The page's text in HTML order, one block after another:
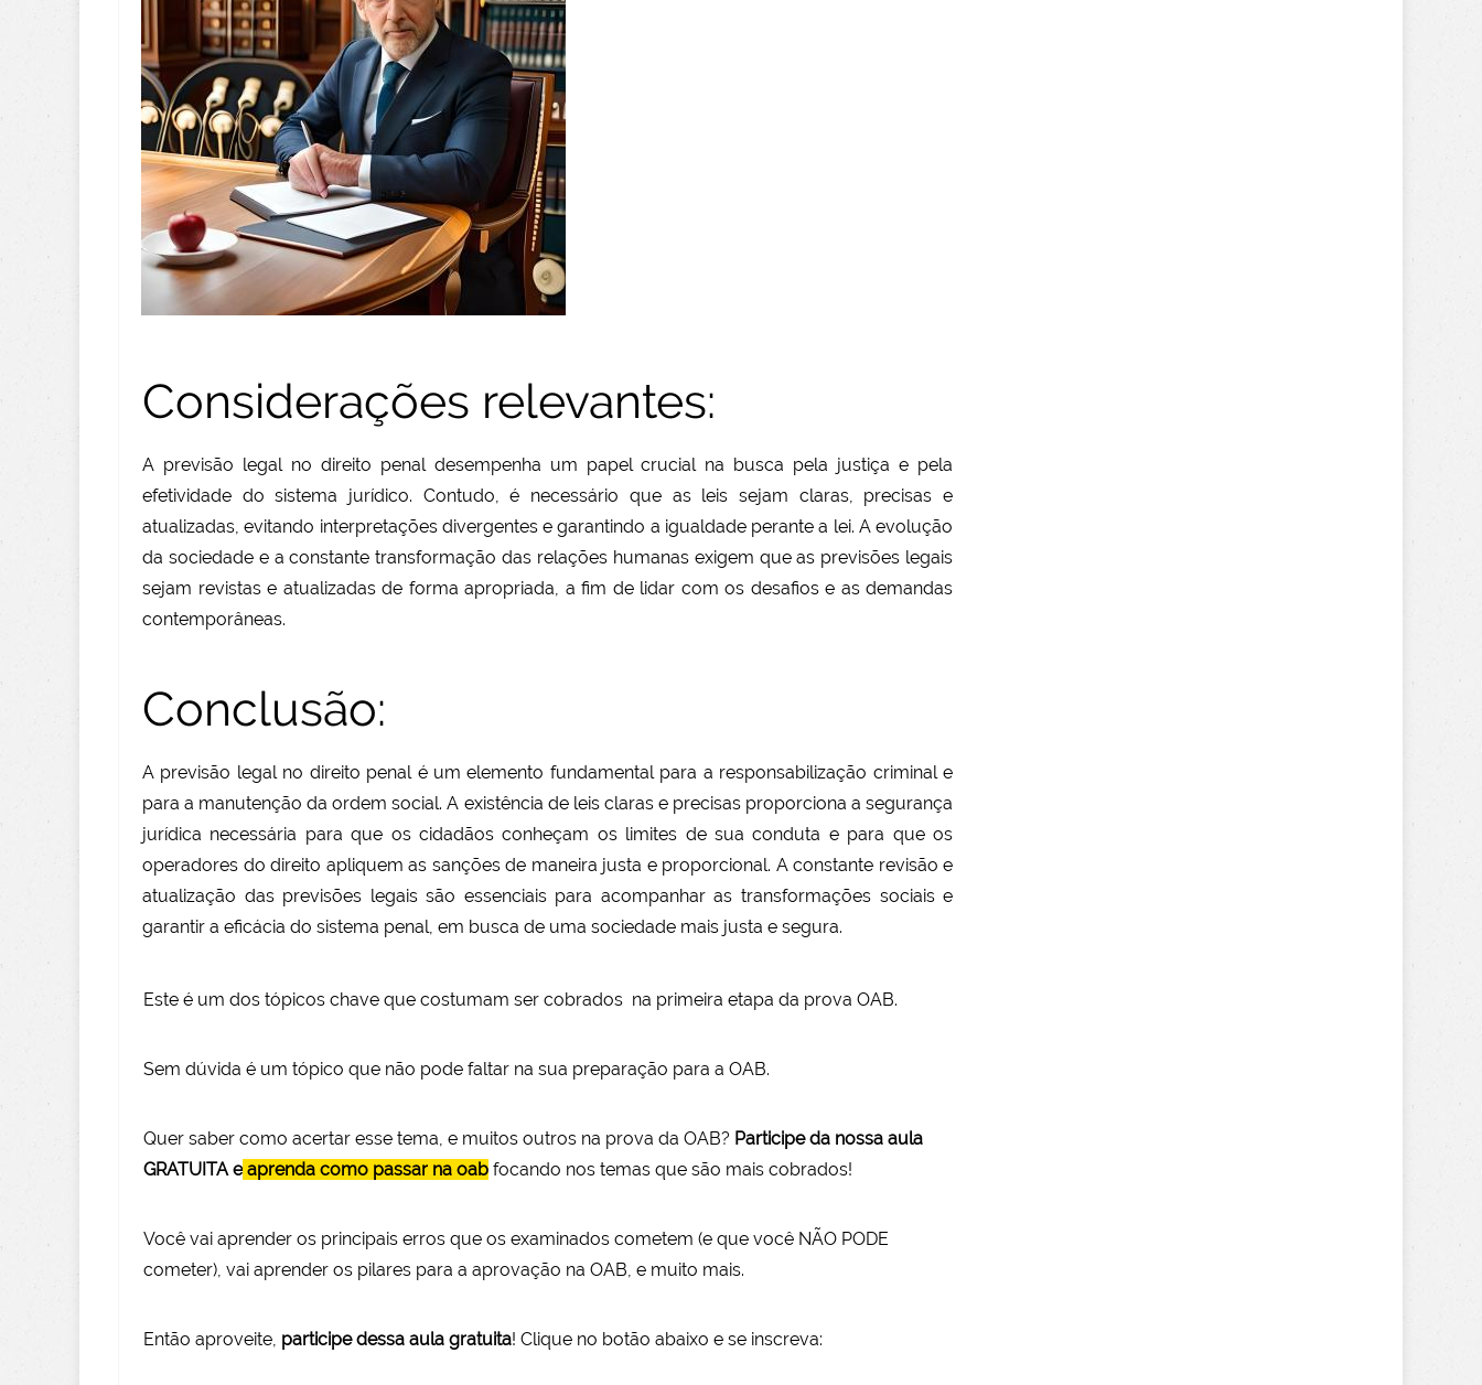
Considerações relevantes:
A previsão legal no direito penal desempenha um papel crucial na busca pela justiça e pela
efetividade do sistema jurídico. Contudo, é necessário que as leis sejam claras, precisas e
atualizadas, evitando interpretações divergentes e garantindo a igualdade perante a lei. A evolução
da sociedade e a constante transformação das relações humanas exigem que as previsões legais
sejam revistas e atualizadas de forma apropriada, a fim de lidar com os desafios e as demandas
contemporâneas.
Conclusão:
A previsão legal no direito penal é um elemento fundamental para a responsabilização criminal e
para a manutenção da ordem social. A existência de leis claras e precisas proporciona a segurança
jurídica necessária para que os cidadãos conheçam os limites de sua conduta e para que os
operadores do direito apliquem as sanções de maneira justa e proporcional. A constante revisão e
atualização das previsões legais são essenciais para acompanhar as transformações sociais e
garantir a eficácia do sistema penal, em busca de uma sociedade mais justa e segura.
Este é um dos tópicos chave que costumam ser cobrados na primeira etapa da prova OAB.
Sem dúvida é um tópico que não pode faltar na sua preparação para a OAB.
Quer saber como acertar esse tema, e muitos outros na prova da OAB? Participe da nossa aula
GRATUITA e aprenda como passar na oab focando nos temas que são mais cobrados!
Você vai aprender os principais erros que os examinados cometem (e que você NÃO PODE
cometer), vai aprender os pilares para a aprovação na OAB, e muito mais.
Então aproveite, participe dessa aula gratuita! Clique no botão abaixo e se inscreva: